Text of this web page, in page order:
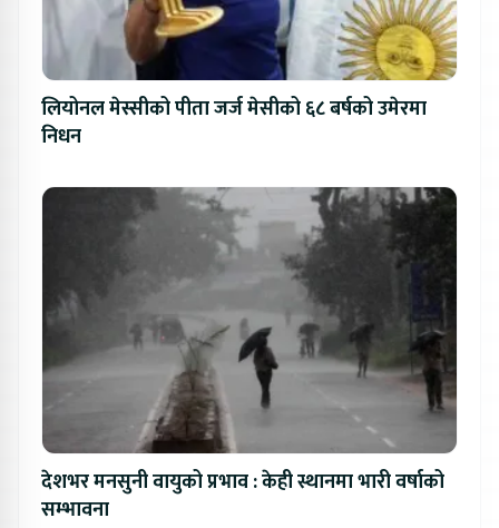
लियोनल मेस्सीको पीता जर्ज मेसीको ६८ बर्षको उमेरमा
निधन
देशभर मनसुनी वायुको प्रभाव : केही स्थानमा भारी वर्षाको
सम्भावना